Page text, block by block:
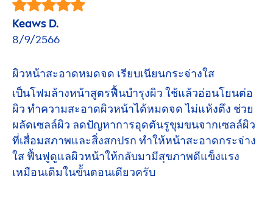
Keaws D.
8/9/2566
ผิวหน้าสะอาดหมดจด เรียบเนียนกระจ่างใส
เป็นโฟมล้างหน้าสูตรฟื้นบำรุงผิว ใช้แล้วอ่อนโยนต่อ
ผิว ทำความสะอาดผิวหน้าได้หมดจด ไม่แห้งตึง ช่วย
ผลัดเซลล์ผิว ลดปัญหาการอุดตันรูขุมขนจากเซลล์ผิว
ที่เสื่อมสภาพและสิ่งสกปรก ทำให้หน้าสะอาดกระจ่าง
ใส ฟื้นฟูดูแลผิวหน้าให้กลับมามีสุขภาพดีแข็งแรง
เหมือนเดิมในขั้นตอนเดียวครับ